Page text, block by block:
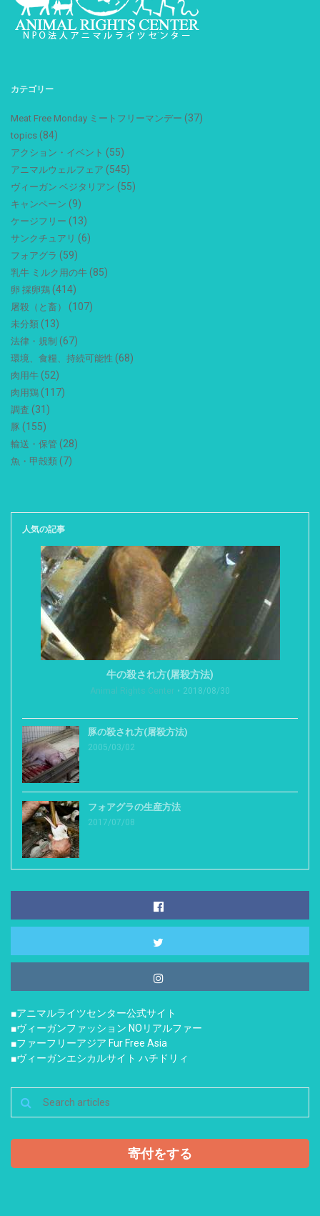
カテゴリー
Meat Free Monday ミートフリーマンデー (37)
topics (84)
アクション・イベント (55)
アニマルウェルフェア (545)
ヴィーガン ベジタリアン (55)
キャンペーン (9)
ケージフリー (13)
サンクチュアリ (6)
フォアグラ (59)
乳牛 ミルク用の牛 (85)
卵 採卵鶏 (414)
屠殺（と畜） (107)
未分類 (13)
法律・規制 (67)
環境、食糧、持続可能性 (68)
肉用牛 (52)
肉用鶏 (117)
調査 (31)
豚 (155)
輸送・保管 (28)
魚・甲殻類 (7)
人気の記事
牛の殺され方(屠殺方法)
Animal Rights Center 2018/08/30
豚の殺され方(屠殺方法)
2005/03/02
フォアグラの生産方法
2017/07/08
■アニマルライツセンター公式サイト
■ヴィーガンファッション NOリアルファー
■ファーフリーアジア Fur Free Asia
■ヴィーガンエシカルサイト ハチドリィ
寄付をする